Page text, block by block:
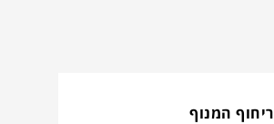
ריחוף המנוף